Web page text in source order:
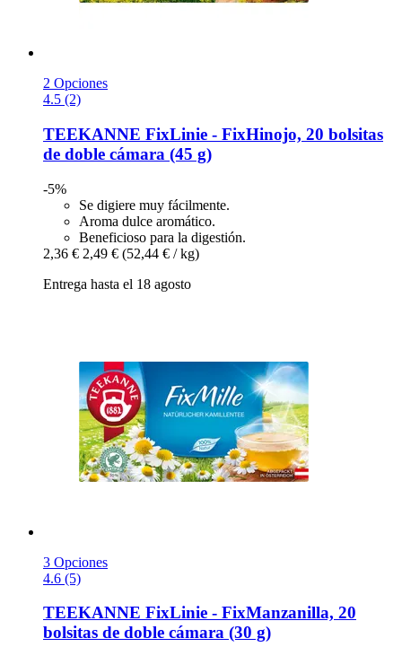
2 Opciones
4.5 (2)
TEEKANNE FixLinie -​ FixHinojo, 20 bolsitas
de doble cámara (45 g)
-5%
Se digiere muy fácilmente.
Aroma dulce aromático.
Beneficioso para la digestión.
2,36 € 2,49 € (52,44 € / kg)
Entrega hasta el 18 agosto
3 Opciones
4.6 (5)
TEEKANNE FixLinie -​ FixManzanilla, 20
bolsitas de doble cámara (30 g)